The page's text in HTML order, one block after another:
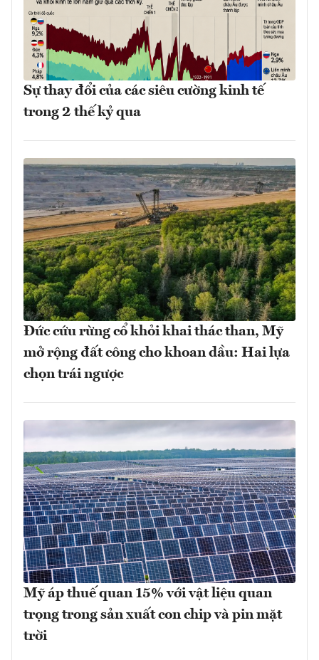
Sự thay đổi của các siêu cường kinh tế
trong 2 thế kỷ qua
Đức cứu rừng cổ khỏi khai thác than, Mỹ
mở rộng đất công cho khoan dầu: Hai lựa
chọn trái ngược
Mỹ áp thuế quan 15% với vật liệu quan
trọng trong sản xuất con chip và pin mặt
trời